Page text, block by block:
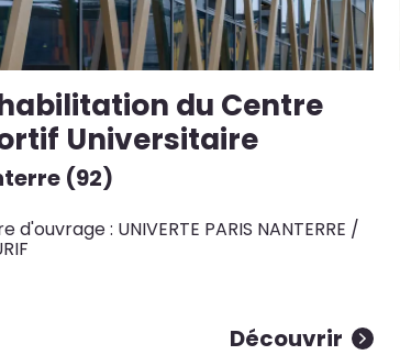
du Centre
Universitaire
(92)
d'ouvrage : UNIVERTE PARIS NANTERRE /
Découvrir